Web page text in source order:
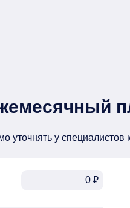
уточнять у специалистов
₽